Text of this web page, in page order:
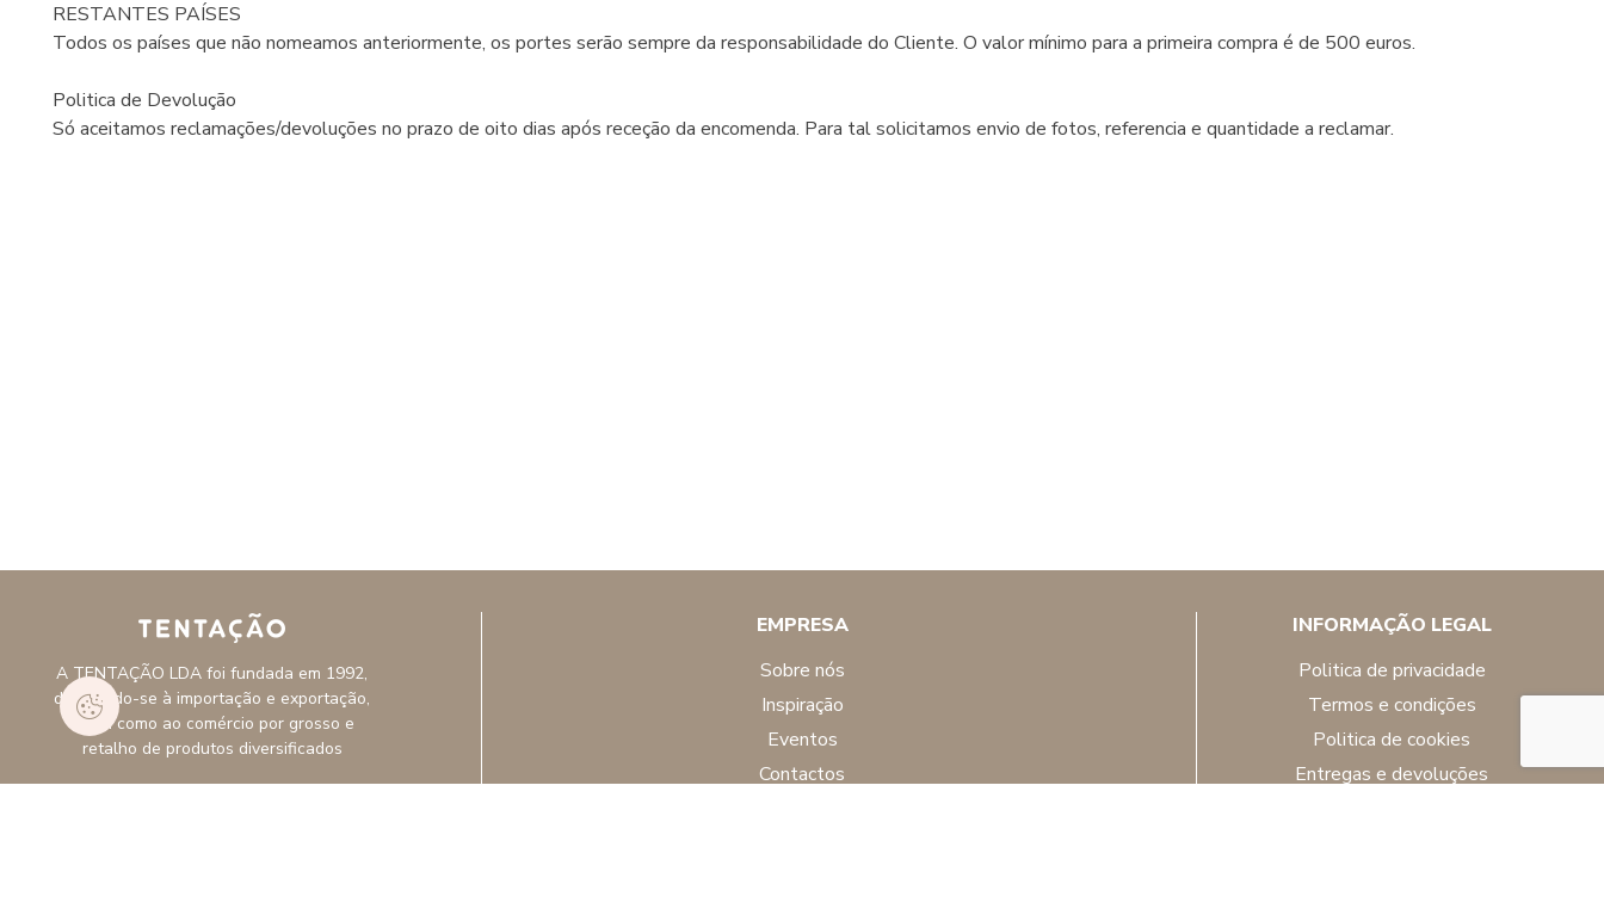
RESTANTES PAÍSES
Todos os países que não nomeamos anteriormente, os portes serão sempre da responsabilidade do Cliente. O valor mínimo para a primeira compra é de 500 euros.
Politica de Devolução
Só aceitamos reclamações/devoluções no prazo de oito dias após receção da encomenda. Para tal solicitamos envio de fotos, referencia e quantidade a reclamar.
A TENTAÇÃO LDA foi fundada em 1992,
dedicando-se à importação e exportação,
assim como ao comércio por grosso e
retalho de produtos diversificados
EMPRESA
sobre nós
inspiração
eventos
contactos
INFORMAÇÃO LEGAL
politica de privacidade
termos e condições
politica de cookies
entregas e devoluções